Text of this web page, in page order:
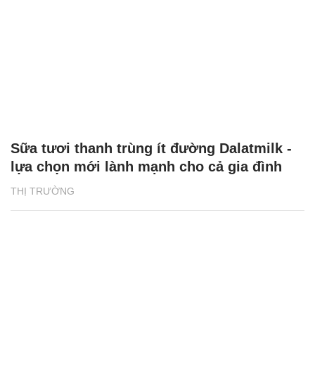
THỊ TRƯỜNG
Sữa tươi thanh trùng ít đường Dalatmilk -
lựa chọn mới lành mạnh cho cả gia đình